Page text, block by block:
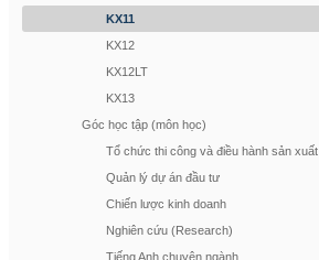
KX11
KX12
KX12LT
KX13
Góc học tập (môn học)
Tổ chức thi công và điều hành sản xuất
Quản lý dự án đầu tư
Chiến lược kinh doanh
Nghiên cứu (Research)
Tiếng Anh chuyên ngành